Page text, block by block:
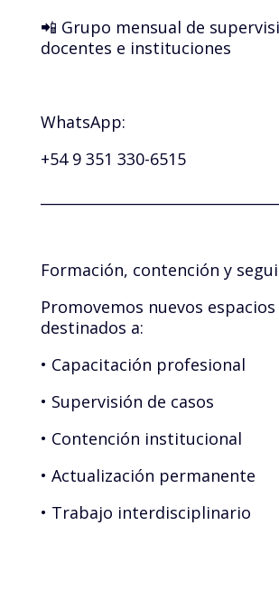
📲 Grupo mensual de
docentes e instituciones
WhatsApp:
+54 9 351 330-6515
Formación, contención y
Promovemos nuevos espacios
destinados a:
• Capacitación profesional
• Supervisión de casos
• Contención institucional
• Actualización permanente
• Trabajo interdisciplinario